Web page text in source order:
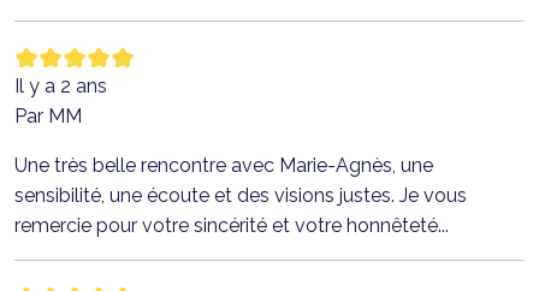
Il y a 2 ans
Par MM
Une très belle rencontre avec Marie-Agnès, une
sensibilité, une écoute et des visions justes. Je vous
remercie pour votre sincérité et votre honnêteté...